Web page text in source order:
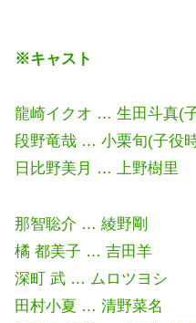
※キャスト
龍崎イクオ … 生田斗真(
段野竜哉 … 小栗旬(子役
日比野美月 … 上野樹里
那智聡介 … 綾野剛
橘 都美子 … 吉田羊
深町 武 … ムロツヨシ
田村小夏 … 清野菜名